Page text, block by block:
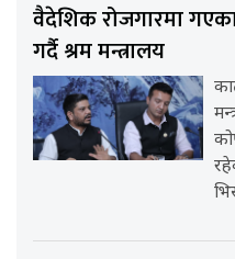
वैदेशिक रोजगारमा
गर्दै श्रम मन्त्रालय